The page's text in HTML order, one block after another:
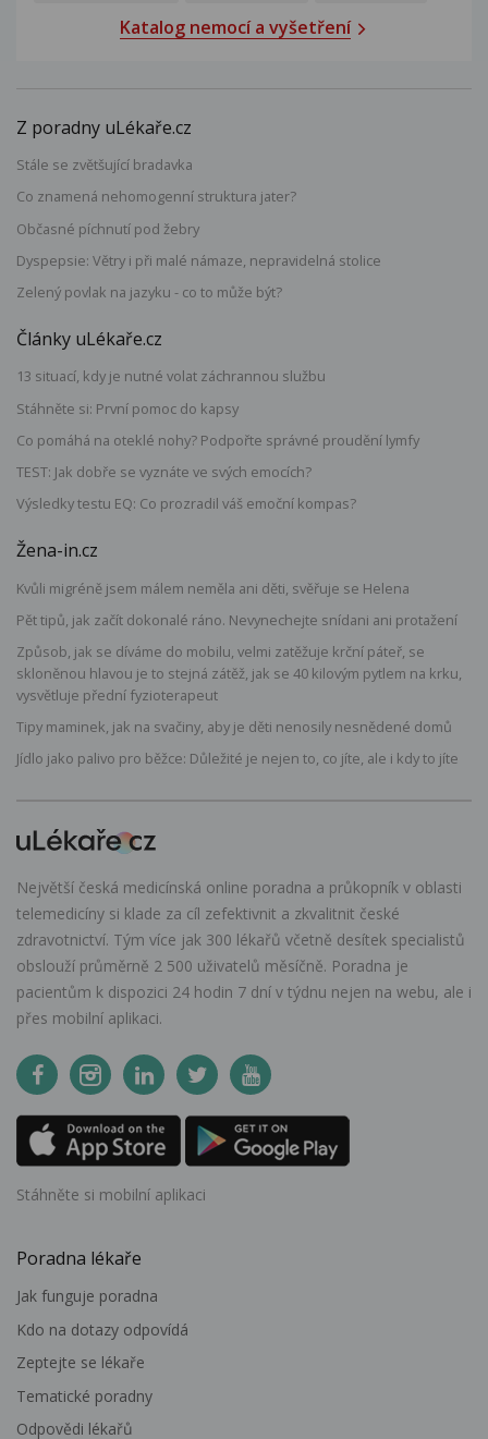
Katalog nemocí a vyšetření
Z poradny uLékaře.cz
Stále se zvětšující bradavka
Co znamená nehomogenní struktura jater?
Občasné píchnutí pod žebry
Dyspepsie: Větry i při malé námaze, nepravidelná stolice
Zelený povlak na jazyku - co to může být?
Články uLékaře.cz
13 situací, kdy je nutné volat záchrannou službu
Stáhněte si: První pomoc do kapsy
Co pomáhá na oteklé nohy? Podpořte správné proudění lymfy
TEST: Jak dobře se vyznáte ve svých emocích?
Výsledky testu EQ: Co prozradil váš emoční kompas?
Žena-in.cz
Kvůli migréně jsem málem neměla ani děti, svěřuje se Helena
Pět tipů, jak začít dokonalé ráno. Nevynechejte snídani ani protažení
Způsob, jak se díváme do mobilu, velmi zatěžuje krční páteř, se
skloněnou hlavou je to stejná zátěž, jak se 40 kilovým pytlem na krku,
vysvětluje přední fyzioterapeut
Tipy maminek, jak na svačiny, aby je děti nenosily nesnědené domů
Jídlo jako palivo pro běžce: Důležité je nejen to, co jíte, ale i kdy to jíte
Největší česká medicínská online poradna a průkopník v oblasti
telemedicíny si klade za cíl zefektivnit a zkvalitnit české
zdravotnictví. Tým více jak 300 lékařů včetně desítek specialistů
obslouží průměrně 2 500 uživatelů měsíčně. Poradna je
pacientům k dispozici 24 hodin 7 dní v týdnu nejen na webu, ale i
přes mobilní aplikaci.
Stáhněte si mobilní aplikaci
Poradna lékaře
Jak funguje poradna
Kdo na dotazy odpovídá
Zeptejte se lékaře
Tematické poradny
Odpovědi lékařů